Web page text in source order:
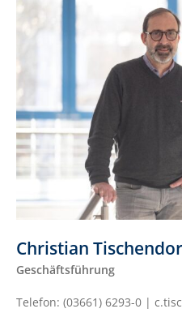
Christian
Geschäftsführung
Telefon: (03661) 6293-0 |